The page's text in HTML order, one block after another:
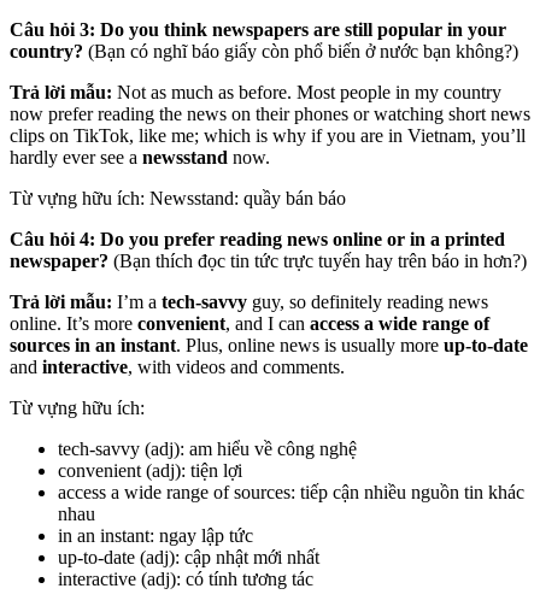
Câu hỏi 3: Do you think newspapers are still popular in your
country? (Bạn có nghĩ báo giấy còn phổ biến ở nước bạn không?)
Trả lời mẫu: Not as much as before. Most people in my country
now prefer reading the news on their phones or watching short news
clips on TikTok, like me; which is why if you are in Vietnam, you’ll
hardly ever see a newsstand now.
Từ vựng hữu ích: Newsstand: quầy bán báo
Câu hỏi 4: Do you prefer reading news online or in a printed
newspaper? (Bạn thích đọc tin tức trực tuyến hay trên báo in hơn?)
Trả lời mẫu: I’m a tech-savvy guy, so definitely reading news
online. It’s more convenient, and I can access a wide range of
sources in an instant. Plus, online news is usually more up-to-date
and interactive, with videos and comments.
Từ vựng hữu ích:
tech-savvy (adj): am hiểu về công nghệ
convenient (adj): tiện lợi
access a wide range of sources: tiếp cận nhiều nguồn tin khác
nhau
in an instant: ngay lập tức
up-to-date (adj): cập nhật mới nhất
interactive (adj): có tính tương tác